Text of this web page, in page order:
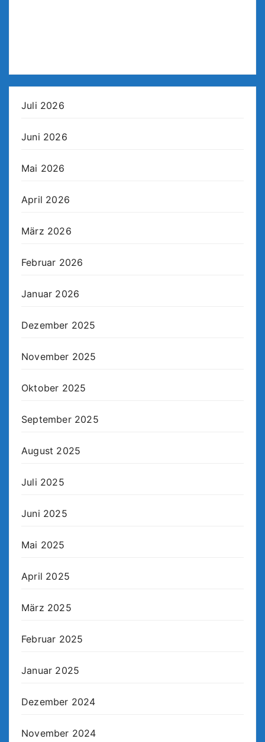
Juli 2026
Juni 2026
Mai 2026
April 2026
März 2026
Februar 2026
Januar 2026
Dezember 2025
November 2025
Oktober 2025
September 2025
August 2025
Juli 2025
Juni 2025
Mai 2025
April 2025
März 2025
Februar 2025
Januar 2025
Dezember 2024
November 2024